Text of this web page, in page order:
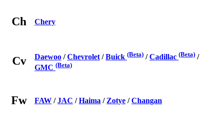
Ch Chery
Cv Daewoo /Chevrolet /Buick (Beta) /Cadillac (Beta) /
GMC (Beta)
Fw FAW /JAC /Haima / Zotye /Changan